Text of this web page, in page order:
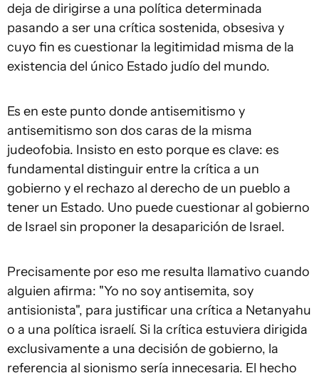
deja de dirigirse a una política determinada
pasando a ser una crítica sostenida, obsesiva y
cuyo fin es cuestionar la legitimidad misma de la
existencia del único Estado judío del mundo.
Es en este punto donde antisemitismo y
antisemitismo son dos caras de la misma
judeofobia. Insisto en esto porque es clave: es
fundamental distinguir entre la crítica a un
gobierno y el rechazo al derecho de un pueblo a
tener un Estado. Uno puede cuestionar al gobierno
de Israel sin proponer la desaparición de Israel.
Precisamente por eso me resulta llamativo cuando
alguien afirma: "Yo no soy antisemita, soy
antisionista", para justificar una crítica a Netanyahu
o a una política israelí. Si la crítica estuviera dirigida
exclusivamente a una decisión de gobierno, la
referencia al sionismo sería innecesaria. El hecho